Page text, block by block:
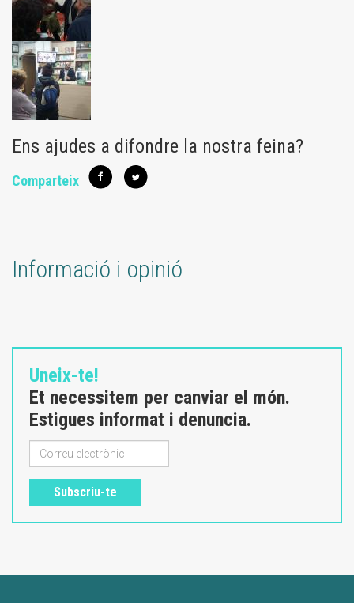
Ens ajudes a difondre la nostra feina?
Comparteix
Informació i opinió
Uneix-te!
Et necessitem per canviar el món.
Estigues informat i denuncia.
Subscriu-te